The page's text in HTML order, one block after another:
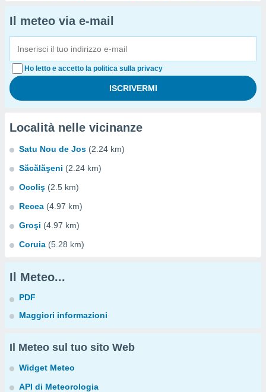
Il meteo via e-mail
Ho letto e accetto la politica sulla privacy
Località nelle vicinanze
Satu Nou de Jos (2.24 km)
Săcălăşeni (2.24 km)
Ocoliş (2.5 km)
Recea (4.97 km)
Groşi (4.97 km)
Coruia (5.28 km)
Il Meteo...
PDF
Maggiori informazioni
Il Meteo sul tuo sito Web
Widget Meteo
API di Meteorologia